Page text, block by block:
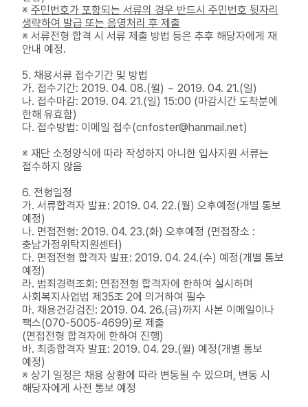
※ 주민번호가 포함되는 서류의 경우 반드시 주민번호 뒷자리
생략하여 발급 또는 음영처리 후 제출
※ 서류전형 합격 시 서류 제출 방법 등은 추후 해당자에게 재
안내 예정.
5. 채용서류 접수기간 및 방법
가. 접수기간: 2019. 04. 08.(월) ~ 2019. 04. 21.(일)
나. 접수마감: 2019. 04. 21.(일) 15:00 (마감시간 도착분에
한해 유효함)
다. 접수방법: 이메일 접수(cnfoster@hanmail.net)
※ 재단 소정양식에 따라 작성하지 아니한 입사지원 서류는
접수하지 않음
6. 전형일정
가. 서류합격자 발표: 2019. 04. 22.(월) 오후예정(개별 통보
예정)
나. 면접전형: 2019. 04. 23.(화) 오후예정 (면접장소 :
충남가정위탁지원센터)
다. 면접전형 합격자 발표: 2019. 04. 24.(수) 예정(개별 통보
예정)
라. 범죄경력조회: 면접전형 합격자에 한하여 실시하며
사회복지사업법 제35조 2에 의거하여 필수
마. 채용건강검진: 2019. 04. 26.(금)까지 사본 이메일이나
팩스(070-5005-4699)로 제출
(면접전형 합격자에 한하여 진행)
바. 최종합격자 발표: 2019. 04. 29.(월) 예정(개별 통보
예정)
※ 상기 일정은 채용 상황에 따라 변동될 수 있으며, 변동 시
해당자에게 사전 통보 예정